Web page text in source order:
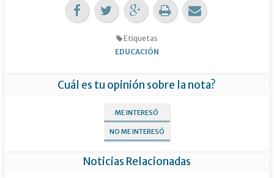
Etiquetas
EDUCACIÓN
Cuál es tu opinión sobre la nota?
ME INTERESÓ
NO ME INTERESÓ
Noticias Relacionadas